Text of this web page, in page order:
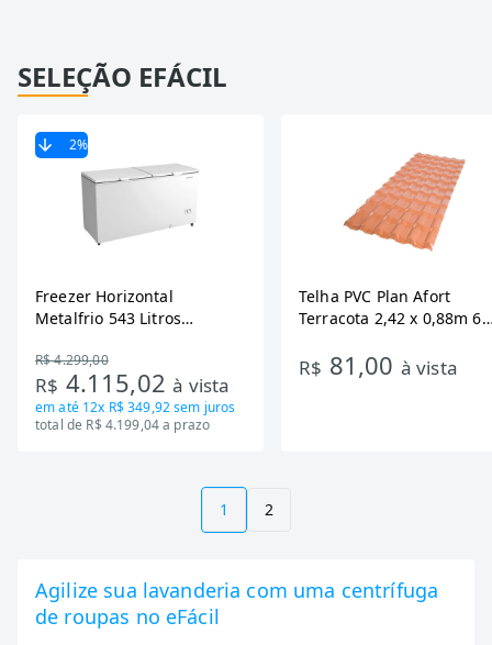
SELEÇÃO EFÁCIL
2%
Freezer Horizontal
Metalfrio 543 Litros
Tecnologia Inverter, Branco,
Bivolt
R$ 4.299,00
R$ 4.115,02à vista
em até 12x R$ 349,92sem juros
total de R$ 4.199,04 a prazo
Telha PVC Plan Afort
Terracota 2,42 x 0,88m 6
R$ 81,00 à vista
1 2
Agilize sua lavanderia com uma centrífuga
de roupas no eFácil